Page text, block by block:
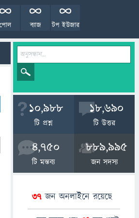
টপ ইউজার
ব্যাজ
পোল
10,988
টি প্রশ্ন
18,690
টি উত্তর
4,750
টি মন্তব্য
889,995
জন সদস্য
37জন অনলাইনে রয়েছে